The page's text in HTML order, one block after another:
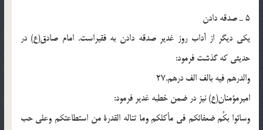
5 ـ صدقه دادن
يكى ديگر از آداب روز غدير صدقه دادن به فقيراست. امام صادق(ع) در
حديثى كه گذشت فرمود:
والدرهم فيه بالف الف درهم.27
اميرمؤمنان(ع) نيز در ضمن خطبه غدير فرمود:
وسائوا بكُم ضعفائكم فى مأكلكم وما تناله القدرة من استطاعتكم وعلى حب